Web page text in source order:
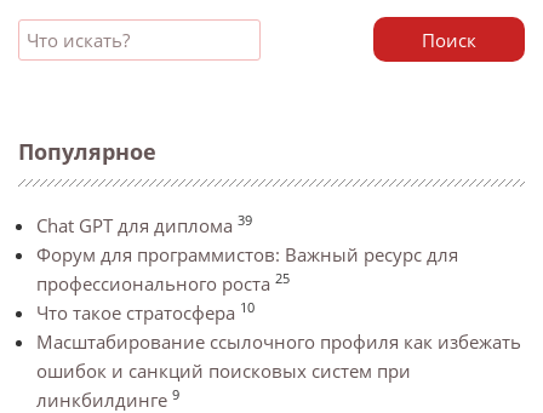
Поиск
Популярное
Chat GPT для диплома 39
Форум для программистов: Важный ресурс для
профессионального роста 25
Что такое стратосфера 10
Масштабирование ссылочного профиля как избежать
ошибок и санкций поисковых систем при
линкбилдинге 9